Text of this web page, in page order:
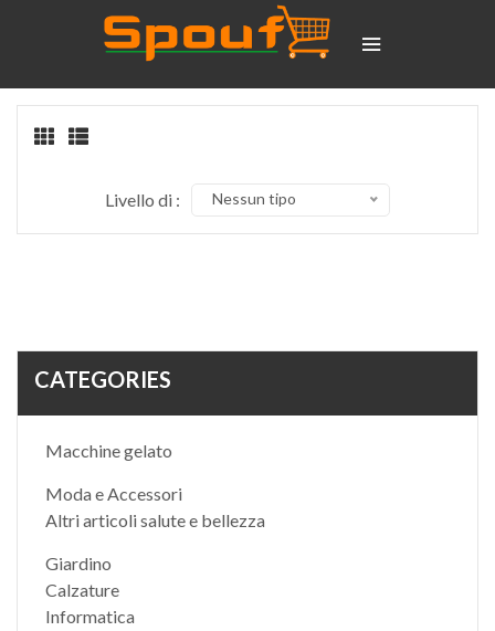
CATEGORIES
Macchine gelato
Moda e Accessori
Altri articoli salute e bellezza
Giardino
Calzature
Informatica
Livello di : Nessun tipo